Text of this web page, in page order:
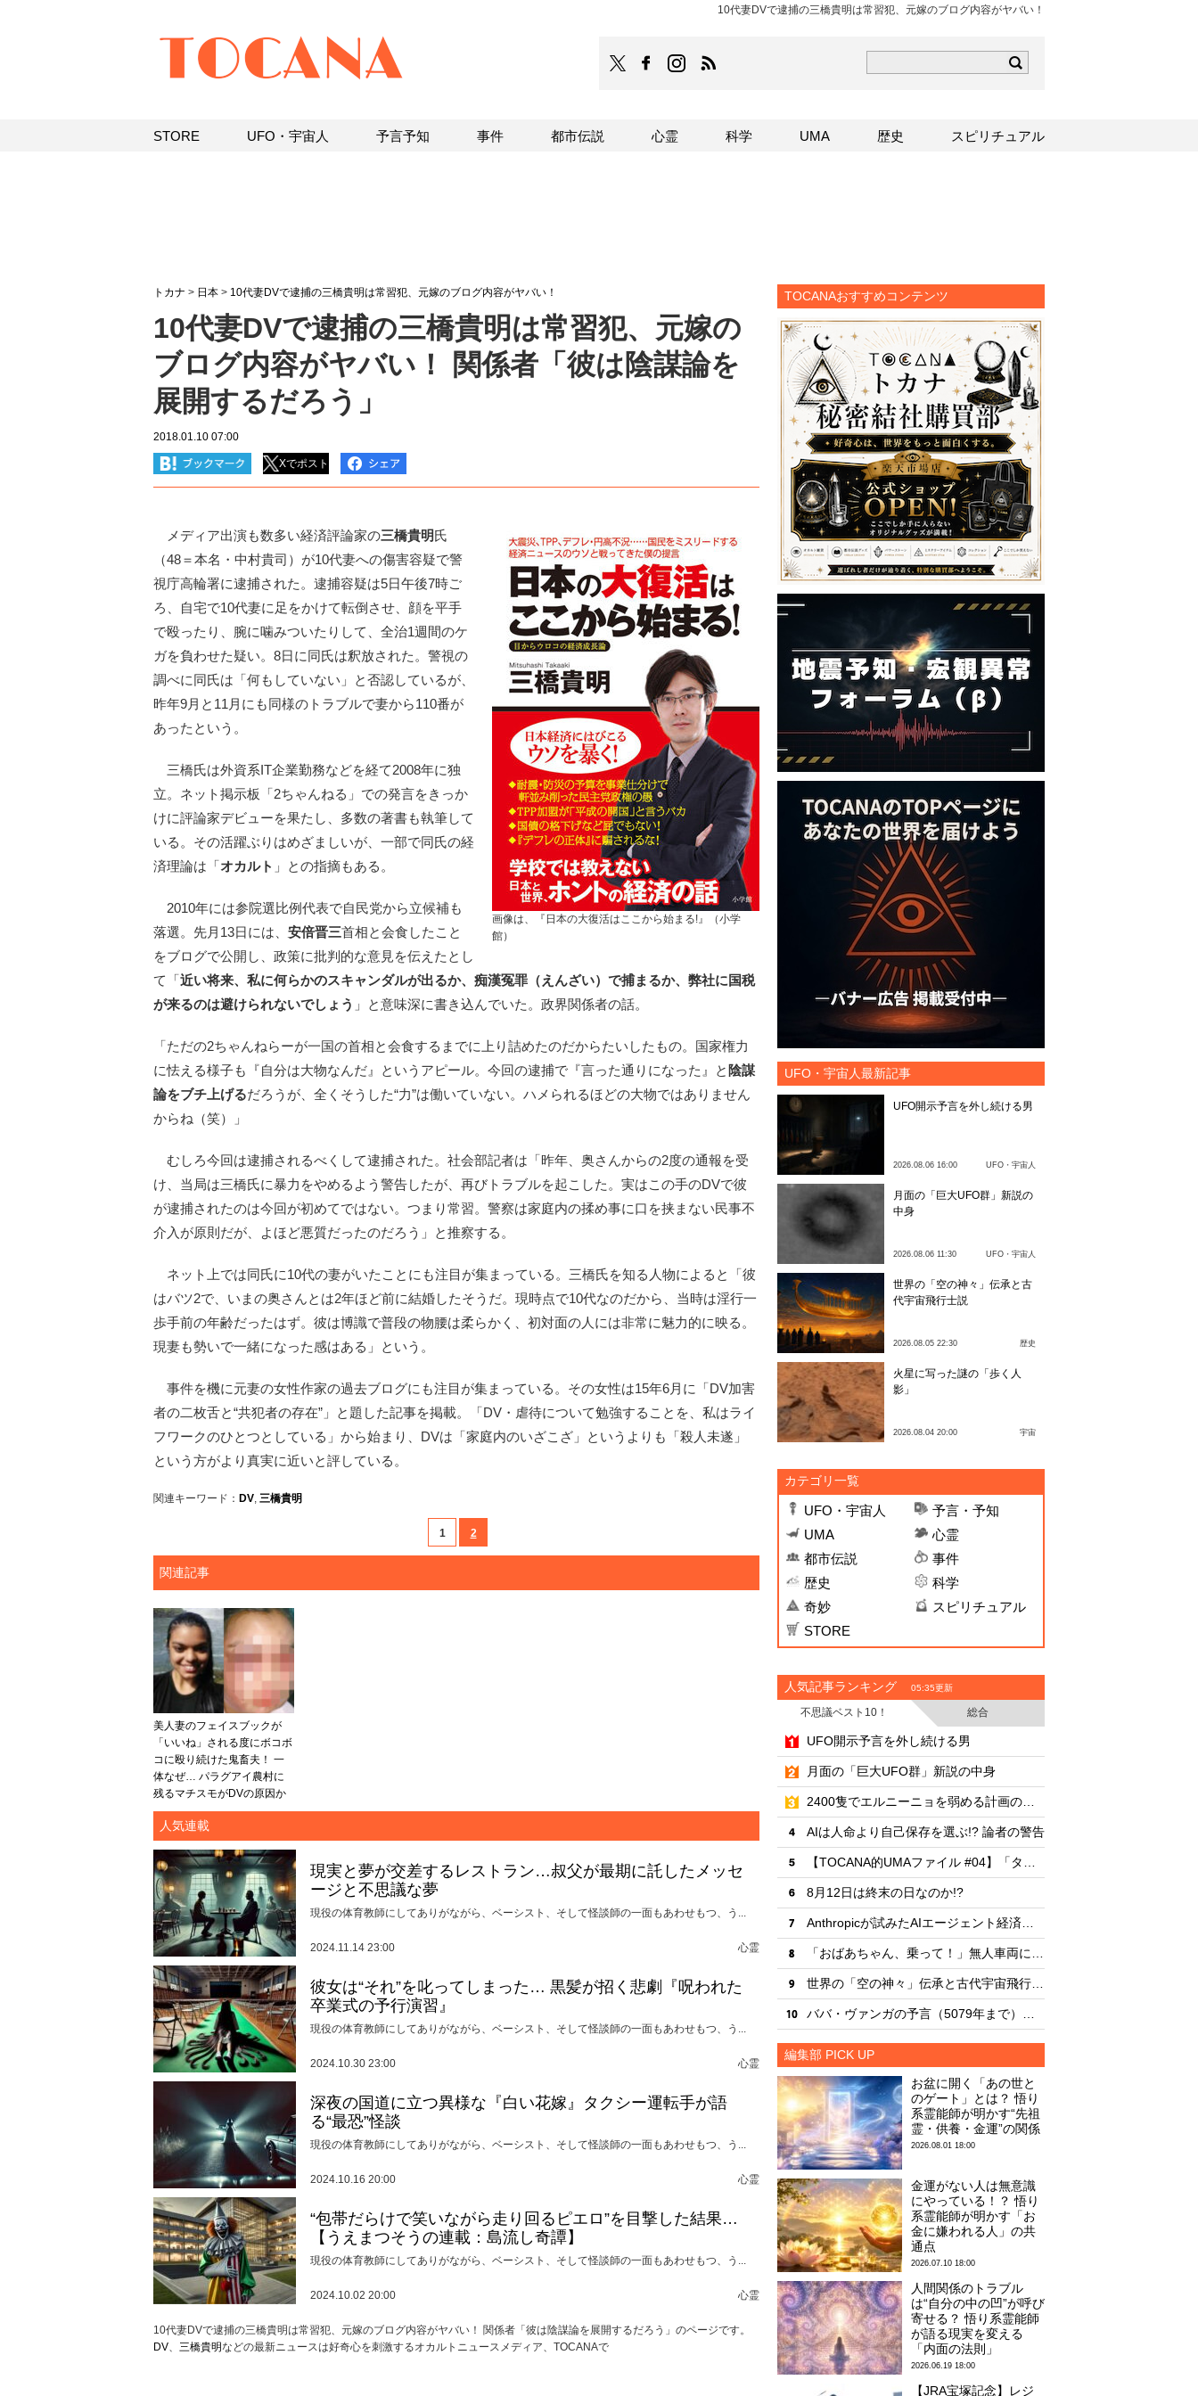
10代妻DVで逮捕の三橋貴明は常習犯、元嫁のブログ内容がヤバい！
TOCANAのFacebookはこちら
TOCANAのinstagramはこちら
トカナ > 日本 > 10代妻DVで逮捕の三橋貴明は常習犯、元嫁のブログ内容がヤバい！
10代妻DVで逮捕の三橋貴明は常習犯、元嫁の
ブログ内容がヤバい！ 関係者「彼は陰謀論を
展開するだろう」
2018.01.10 07:00
Xでポスト
画像は、『日本の大復活はここから始まる!』（小学
館）
メディア出演も数多い経済評論家の三橋貴明氏
（48＝本名・中村貴司）が10代妻への傷害容疑で警
視庁高輪署に逮捕された。逮捕容疑は5日午後7時ご
ろ、自宅で10代妻に足をかけて転倒させ、顔を平手
で殴ったり、腕に噛みついたりして、全治1週間のケ
ガを負わせた疑い。8日に同氏は釈放された。警視の
調べに同氏は「何もしていない」と否認しているが、
昨年9月と11月にも同様のトラブルで妻から110番が
あったという。
三橋氏は外資系IT企業勤務などを経て2008年に独
立。ネット掲示板「2ちゃんねる」での発言をきっか
けに評論家デビューを果たし、多数の著書も執筆して
いる。その活躍ぶりはめざましいが、一部で同氏の経
済理論は「オカルト 」との指摘もある。
2010年には参院選比例代表で自民党から立候補も
落選。先月13日には、 安倍晋三首相と会食したこと
をブログで公開し、政策に批判的な意見を伝えたとし
て「近い将来、私に何らかのスキャンダルが出るか、痴漢冤罪（えんざい）で捕まるか、弊社に国税
が来るのは避けられないでしょう 」と意味深に書き込んでいた。政界関係者の話。
「ただの2ちゃんねらーが一国の首相と会食するまでに上り詰めたのだからたいしたもの。国家権力
に怯える様子も『自分は大物なんだ』というアピール。今回の逮捕で『言った通りになった』と 陰謀
論をブチ上げるだろうが、全くそうした“力”は働いていない。ハメられるほどの大物ではありません
からね（笑）」
むしろ今回は逮捕されるべくして逮捕された。社会部記者は「昨年、奥さんからの2度の通報を受
け、当局は三橋氏に暴力をやめるよう警告したが、再びトラブルを起こした。実はこの手のDVで彼
が逮捕されたのは今回が初めてではない。つまり常習。警察は家庭内の揉め事に口を挟まない民事不
介入が原則だが、よほど悪質だったのだろう」と推察する。
ネット上では同氏に10代の妻がいたことにも注目が集まっている。三橋氏を知る人物によると「彼
はバツ2で、いまの奥さんとは2年ほど前に結婚したそうだ。現時点で10代なのだから、当時は淫行一
歩手前の年齢だったはず。彼は博識で普段の物腰は柔らかく、初対面の人には非常に魅力的に映る。
現妻も勢いで一緒になった感はある」という。
事件を機に元妻の女性作家の過去ブログにも注目が集まっている。その女性は15年6月に「DV加害
者の二枚舌と“共犯者の存在”」と題した記事を掲載。「DV・虐待について勉強することを、私はライ
フワークのひとつとしている」から始まり、DVは「家庭内のいざこざ」というよりも「殺人未遂」
という方がより真実に近いと評している。
関連キーワード： DV, 三橋貴明
1 2
関連記事
美人妻のフェイスブックが
「いいね」される度にボコボ
コに殴り続けた鬼畜夫！ 一
体なぜ… パラグアイ農村に
残るマチスモがDVの原因か
人気連載
現実と夢が交差するレストラン…叔父が最期に託したメッセ
ージと不思議な夢
現役の体育教師にしてありがながら、ベーシスト、そして怪談師の一面もあわせもつ、う...
2024.11.14 23:00 心霊
彼女は“それ”を叱ってしまった… 黒髪が招く悲劇『呪われた
卒業式の予行演習』
現役の体育教師にしてありがながら、ベーシスト、そして怪談師の一面もあわせもつ、う...
2024.10.30 23:00 心霊
深夜の国道に立つ異様な『白い花嫁』タクシー運転手が語
る“最恐”怪談
現役の体育教師にしてありがながら、ベーシスト、そして怪談師の一面もあわせもつ、う...
2024.10.16 20:00 心霊
“包帯だらけで笑いながら走り回るピエロ”を目撃した結果…
【うえまつそうの連載：島流し奇譚】
現役の体育教師にしてありがながら、ベーシスト、そして怪談師の一面もあわせもつ、う...
2024.10.02 20:00 心霊
10代妻DVで逮捕の三橋貴明は常習犯、元嫁のブログ内容がヤバい！ 関係者「彼は陰謀論を展開するだろう」のページです。
DV、 三橋貴明などの最新ニュースは好奇心を刺激するオカルトニュースメディア、TOCANAで
TOCANAおすすめコンテンツ
UFO・宇宙人最新記事
UFO開示予言を外し続ける男
2026.08.06 16:00 UFO・宇宙人
月面の「巨大UFO群」新説の
中身
2026.08.06 11:30 UFO・宇宙人
世界の「空の神々」伝承と古
代宇宙飛行士説
2026.08.05 22:30 歴史
火星に写った謎の「歩く人
影」
2026.08.04 20:00 宇宙
カテゴリ一覧
UFO・宇宙人
予言・予知
UMA
心霊
都市伝説
事件
歴史
科学
奇妙
スピリチュアル
STORE
人気記事ランキング 05:35更新
不思議ベスト10！
総合
・
UFO開示予言を外し続ける男
・
月面の「巨大UFO群」新説の中身
・
・
AIは人命より自己保存を選ぶ!? 論者の警告
・
・
8月12日は終末の日なのか!?
・
・
・
・
編集部 PICK UP
お盆に開く「あの世と
のゲート」とは？ 悟り
系霊能師が明かす“先祖
霊・供養・金運”の関係
2026.08.01 18:00
金運がない人は無意識
にやっている！？ 悟り
系霊能師が明かす「お
金に嫌われる人」の共
通点
2026.07.10 18:00
人間関係のトラブル
は“自分の中の凹”が呼び
寄せる？ 悟り系霊能師
が語る現実を変える
「内面の法則」
2026.06.19 18:00
【JRA宝塚記念】レジ
STORE UFO・宇宙人 予言予知 事件 都市伝説 心霊 科学 UMA 歴史 スピリチュアル